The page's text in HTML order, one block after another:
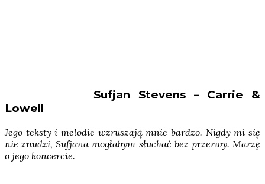
Sufjan Stevens – Carrie &
Lowell
Jego teksty i melodie wzruszają mnie bardzo. Nigdy mi się
nie znudzi, Sufjana mogłabym słuchać bez przerwy. Marzę
o jego koncercie.